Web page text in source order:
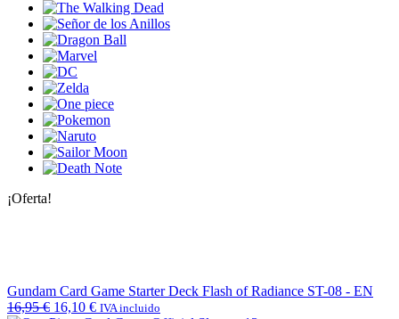
¡Oferta!
Gundam Card Game Starter Deck Flash of Radiance ST-08 - EN
16,95€ 16,10 € IVA incluido